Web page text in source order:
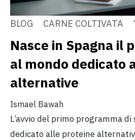
BLOG CARNE COLTIVATA
Nasce in Spagna il
al mondo dedicato
alternative
Ismael Bawah
L’avvio del primo programma
dedicato alle proteine